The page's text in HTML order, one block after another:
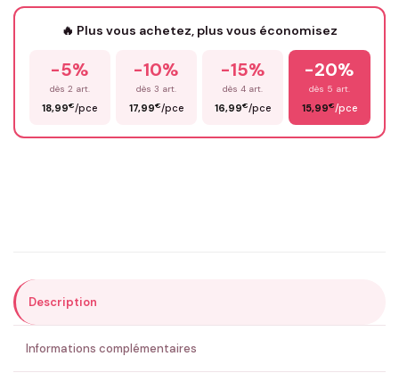
Prénom*
ENVOYER MA DEMANDE ✨
🔥 Plus vous achetez, plus vous économisez
-5%
dès 2 art.
18,99€/pce
-10%
dès 3 art.
17,99€/pce
-15%
dès 4 art.
16,99€/pce
-20%
dès 5 art.
15,99€/pce
Description
Informations complémentaires